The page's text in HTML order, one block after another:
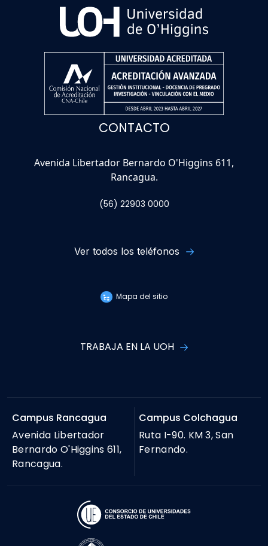
CONTACTO
Avenida Libertador Bernardo O'Higgins 611,
Rancagua.
(56) 22903 0000
Ver todos los teléfonos
Mapa del sitio
TRABAJA EN LA UOH
Campus Rancagua
Avenida Libertador
Bernardo O'Higgins 611,
Rancagua.
Campus Colchagua
Ruta I-90. KM 3, San
Fernando.